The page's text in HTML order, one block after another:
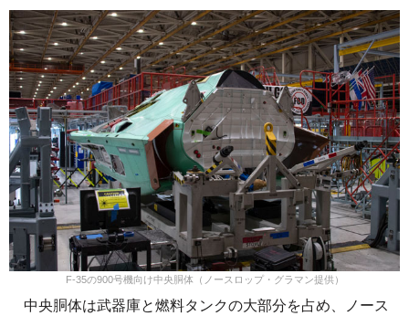
F-35の900号機向け中央胴体（ノースロップ・グラマン提供）
中央胴体は武器庫と燃料タンクの大部分を占め、ノース